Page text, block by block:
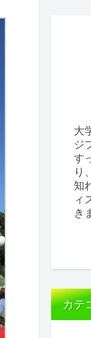
大
ジ
す
り
知
ィ
き
カテ